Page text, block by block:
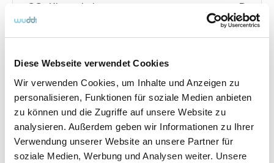
Diese Webseite verwendet Cookies
Wir verwenden Cookies, um Inhalte und Anzeigen zu
personalisieren, Funktionen für soziale Medien anbieten
zu können und die Zugriffe auf unsere Website zu
analysieren. Außerdem geben wir Informationen zu Ihrer
Verwendung unserer Website an unsere Partner für
soziale Medien, Werbung und Analysen weiter. Unsere
CO₂-Klasse bei
entladener Batterie :
D
Fahrzeugdetails
Angebotsnummer
ABO74.875
Ausstattungslinie
ST Line
Verfügbar ab